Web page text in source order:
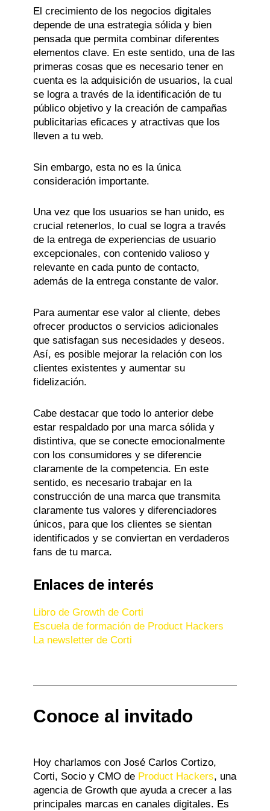
El crecimiento de los negocios digitales
depende de una estrategia sólida y bien
pensada que permita combinar diferentes
elementos clave. En este sentido, una de las
primeras cosas que es necesario tener en
cuenta es la adquisición de usuarios, la cual
se logra a través de la identificación de tu
público objetivo y la creación de campañas
publicitarias eficaces y atractivas que los
lleven a tu web.
Sin embargo, esta no es la única
consideración importante.
Una vez que los usuarios se han unido, es
crucial retenerlos, lo cual se logra a través
de la entrega de experiencias de usuario
excepcionales, con contenido valioso y
relevante en cada punto de contacto,
además de la entrega constante de valor.
Para aumentar ese valor al cliente, debes
ofrecer productos o servicios adicionales
que satisfagan sus necesidades y deseos.
Así, es posible mejorar la relación con los
clientes existentes y aumentar su
fidelización.
Cabe destacar que todo lo anterior debe
estar respaldado por una marca sólida y
distintiva, que se conecte emocionalmente
con los consumidores y se diferencie
claramente de la competencia. En este
sentido, es necesario trabajar en la
construcción de una marca que transmita
claramente tus valores y diferenciadores
únicos, para que los clientes se sientan
identificados y se conviertan en verdaderos
fans de tu marca.
Enlaces de interés
Libro de Growth de Corti
Escuela de formación de Product Hackers
La newsletter de Corti
Conoce al invitado
Hoy charlamos con José Carlos Cortizo,
Corti, Socio y CMO de Product Hackers, una
agencia de Growth que ayuda a crecer a las
principales marcas en canales digitales. Es